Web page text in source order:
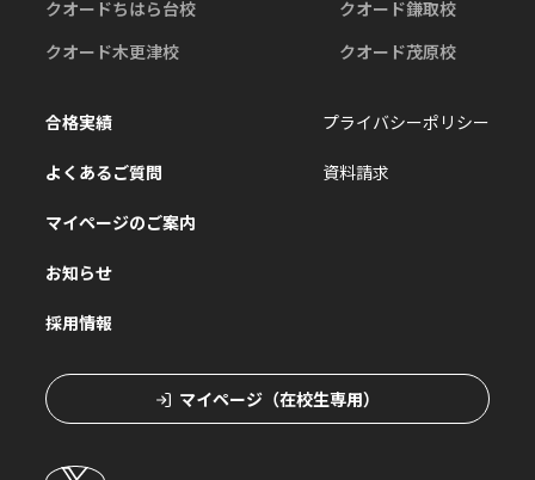
クオードちはら台校
クオード木更津校
クオード鎌取校
クオード茂原校
合格実績
よくあるご質問
マイページのご案内
お知らせ
採用情報
プライバシーポリシー
資料請求
マイページ（在校生専用）